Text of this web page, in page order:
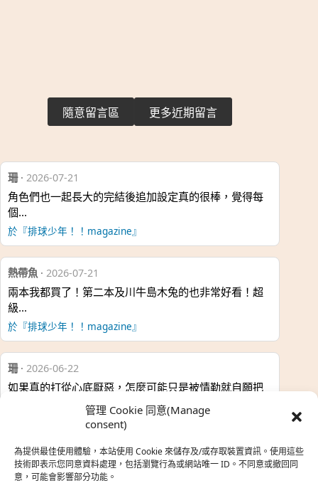
管理 Cookie 同意(Manage
consent)
為提供最佳使用體驗，本站使用 Cookie 來儲存及/或存取裝置資訊。使用這些
技術即表示您同意資料處理，包括瀏覽行為或網站唯一 ID。不同意或撤回同
意，可能會影響部分功能。
隨意留言區 更多近期留言
珊· 2026-07-21
角色們也一起長大的完結後追加設定真的很棒，覺得每
個…
於『排球少年！！magazine』
熱帶魚 · 2026-07-21
兩本我都買了！第二本及川牛島木兔的也非常好看！超
級…
於『排球少年！！magazine』
珊· 2026-06-22
如果真的打從心底厭惡，怎麼可能只是被情勒就自願把
熱帶魚·2026-06-22
之前看到網路上有人說灰二自私情勒大家陪他圓夢，但